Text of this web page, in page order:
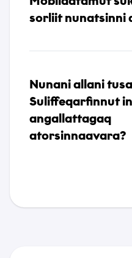
sorliit nunatsinni
Nunani allani
Suliffeqarfinnut
angallattagaq
atorsinnaavara?